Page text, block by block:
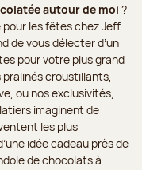
autour de moi ?
pour les fêtes chez Jeff
de vous délecter d’un
pour votre plus grand
pralinés croustillants,
ou nos exclusivités,
imaginent de
les plus
idée cadeau près de
de chocolats à